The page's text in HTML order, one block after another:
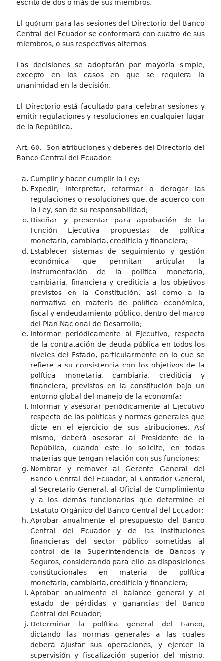
escrito de dos o más de sus miembros.
El quórum para las sesiones del Directorio del Banco
Central del Ecuador se conformará con cuatro de sus
miembros, o sus respectivos alternos.
Las decisiones se adoptarán por mayoría simple,
excepto en los casos en que se requiera la
unanimidad en la decisión.
El Directorio está facultado para celebrar sesiones y
emitir regulaciones y resoluciones en cualquier lugar
de la República.
Art. 60.- Son atribuciones y deberes del Directorio del
Banco Central del Ecuador:
Cumplir y hacer cumplir la Ley;
Expedir, interpretar, reformar o derogar las
regulaciones o resoluciones que, de acuerdo con
la Ley, son de su responsabilidad;
Diseñar y presentar para aprobación de la
Función Ejecutiva propuestas de política
monetaria, cambiaria, crediticia y financiera;
Establecer sistemas de seguimiento y gestión
económica que permitan articular la
instrumentación de la política monetaria,
cambiaria, financiera y crediticia a los objetivos
previstos en la Constitución, así como a la
normativa en materia de política económica,
fiscal y endeudamiento público, dentro del marco
del Plan Nacional de Desarrollo;
Informar periódicamente al Ejecutivo, respecto
de la contratación de deuda pública en todos los
niveles del Estado, particularmente en lo que se
refiere a su consistencia con los objetivos de la
política monetaria, cambiaria, crediticia y
financiera, previstos en la constitución bajo un
entorno global del manejo de la economía;
Informar y asesorar periódicamente al Ejecutivo
respecto de las políticas y normas generales que
dicte en el ejercicio de sus atribuciones. Así
mismo, deberá asesorar al Presidente de la
República, cuando este lo solicite, en todas
materias que tengan relación con sus funciones;
Nombrar y remover al Gerente General del
Banco Central del Ecuador, al Contador General,
al Secretario General, al Oficial de Cumplimiento
y a los demás funcionarios que determine el
Estatuto Orgánico del Banco Central del Ecuador;
Aprobar anualmente el presupuesto del Banco
Central del Ecuador y de las instituciones
financieras del sector público sometidas al
control de la Superintendencia de Bancos y
Seguros, considerando para ello las disposiciones
constitucionales en materia de política
monetaria, cambiaria, crediticia y financiera;
Aprobar anualmente el balance general y el
estado de pérdidas y ganancias del Banco
Central del Ecuador;
Determinar la política general del Banco,
dictando las normas generales a las cuales
deberá ajustar sus operaciones, y ejercer la
supervisión y fiscalización superior del mismo.